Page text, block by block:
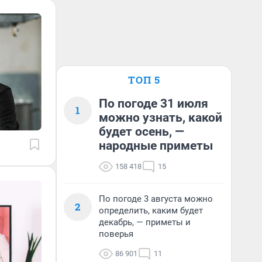
ТОП 5
1
По погоде 31 июля
можно узнать, какой
будет осень, —
народные приметы
158 418 15
2
По погоде 3 августа можно
определить, каким будет
декабрь, — приметы и
поверья
86 901 11